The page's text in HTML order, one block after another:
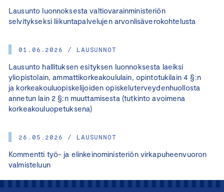
Lausunto luonnoksesta valtiovarainministeriön
selvitykseksi liikuntapalvelujen arvonlisäverokohtelusta
01.06.2026 / LAUSUNNOT
Lausunto hallituksen esityksen luonnoksesta laeiksi
yliopistolain, ammattikorkeakoululain, opintotukilain 4 §:n
ja korkeakouluopiskelijoiden opiskeluterveydenhuollosta
annetun lain 2 §:n muuttamisesta (tutkinto avoimena
korkeakouluopetuksena)
26.05.2026 / LAUSUNNOT
Kommentti työ- ja elinkeinoministeriön virkapuheenvuoron
valmisteluun